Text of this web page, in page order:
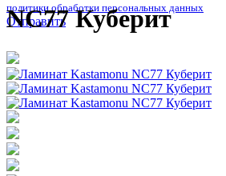
политики обработки персональных данных
Отправить
NC77 Куберит